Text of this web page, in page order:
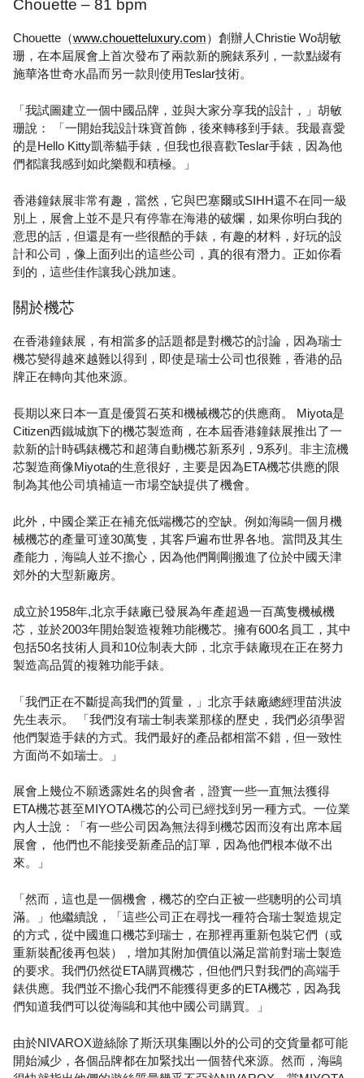
Chouette – 81 bpm
Chouette（www.chouetteluxury.com）創辦人Christie Wo胡敏
珊，在本屆展會上首次發布了兩款新的腕錶系列，一款點綴有
施華洛世奇水晶而另一款則使用Teslar技術。
「我試圖建立一個中國品牌，並與大家分享我的設計，」胡敏
珊說： 「一開始我設計珠寶首飾，後來轉移到手錶。我最喜愛
的是Hello Kitty凱蒂貓手錶，但我也很喜歡Teslar手錶，因為他
們都讓我感到如此樂觀和積極。」
香港鐘錶展非常有趣，當然，它與巴塞爾或SIHH還不在同一級
別上，展會上並不是只有停靠在海港的破爛，如果你明白我的
意思的話，但還是有一些很酷的手錶，有趣的材料，好玩的設
計和公司，像上面列出的這些公司，真的很有潛力。正如你看
到的，這些佳作讓我心跳加速。
關於機芯
在香港鐘錶展，有相當多的話題都是對機芯的討論，因為瑞士
機芯變得越來越難以得到，即使是瑞士公司也很難，香港的品
牌正在轉向其他來源。
長期以來日本一直是優質石英和機械機芯的供應商。 Miyota是
Citizen西鐵城旗下的機芯製造商，在本屆香港鐘錶展推出了一
款新的計時碼錶機芯和超薄自動機芯新系列，9系列。非主流機
芯製造商像Miyota的生意很好，主要是因為ETA機芯供應的限
制為其他公司填補這一市場空缺提供了機會。
此外，中國企業正在補充低端機芯的空缺。例如海鷗一個月機
械機芯的產量可達30萬隻，其客戶遍布世界各地。當問及其生
產能力，海鷗人並不擔心，因為他們剛剛搬進了位於中國天津
郊外的大型新廠房。
成立於1958年,北京手錶廠已發展為年產超過一百萬隻機械機
芯，並於2003年開始製造複雜功能機芯。擁有600名員工，其中
包括50名技術人員和10位制表大師，北京手錶廠現在正在努力
製造高品質的複雜功能手錶。
「我們正在不斷提高我們的質量，」北京手錶廠總經理苗洪波
先生表示。 「我們沒有瑞士制表業那樣的歷史，我們必須學習
他們製造手錶的方式。我們最好的產品都相當不錯，但一致性
方面尚不如瑞士。」
展會上幾位不願透露姓名的與會者，證實一些一直無法獲得
ETA機芯甚至MIYOTA機芯的公司已經找到另一種方式。一位業
內人士說：「有一些公司因為無法得到機芯因而沒有出席本屆
展會， 他們也不能接受新產品的訂單，因為他們根本做不出
來。」
「然而，這也是一個機會，機芯的空白正被一些聰明的公司填
滿。」他繼續說，「這些公司正在尋找一種符合瑞士製造規定
的方式，從中國進口機芯到瑞士，在那裡再重新包裝它們（或
重新裝配後再包裝），增加其附加價值以滿足當前對瑞士製造
的要求。我們仍然從ETA購買機芯，但他們只對我們的高端手
錶供應。我們並不擔心我們不能獲得更多的ETA機芯，因為我
們知道我們可以從海鷗和其他中國公司購買。」
由於NIVAROX遊絲除了斯沃琪集團以外的公司的交貨量都可能
開始減少，各個品牌都在加緊找出一個替代來源。然而，海鷗